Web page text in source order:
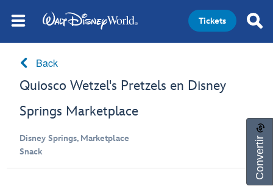
Tickets
Back
Quiosco Wetzel's Pretzels en Disney
Springs Marketplace
Disney Springs, Marketplace
Snack
Convertir